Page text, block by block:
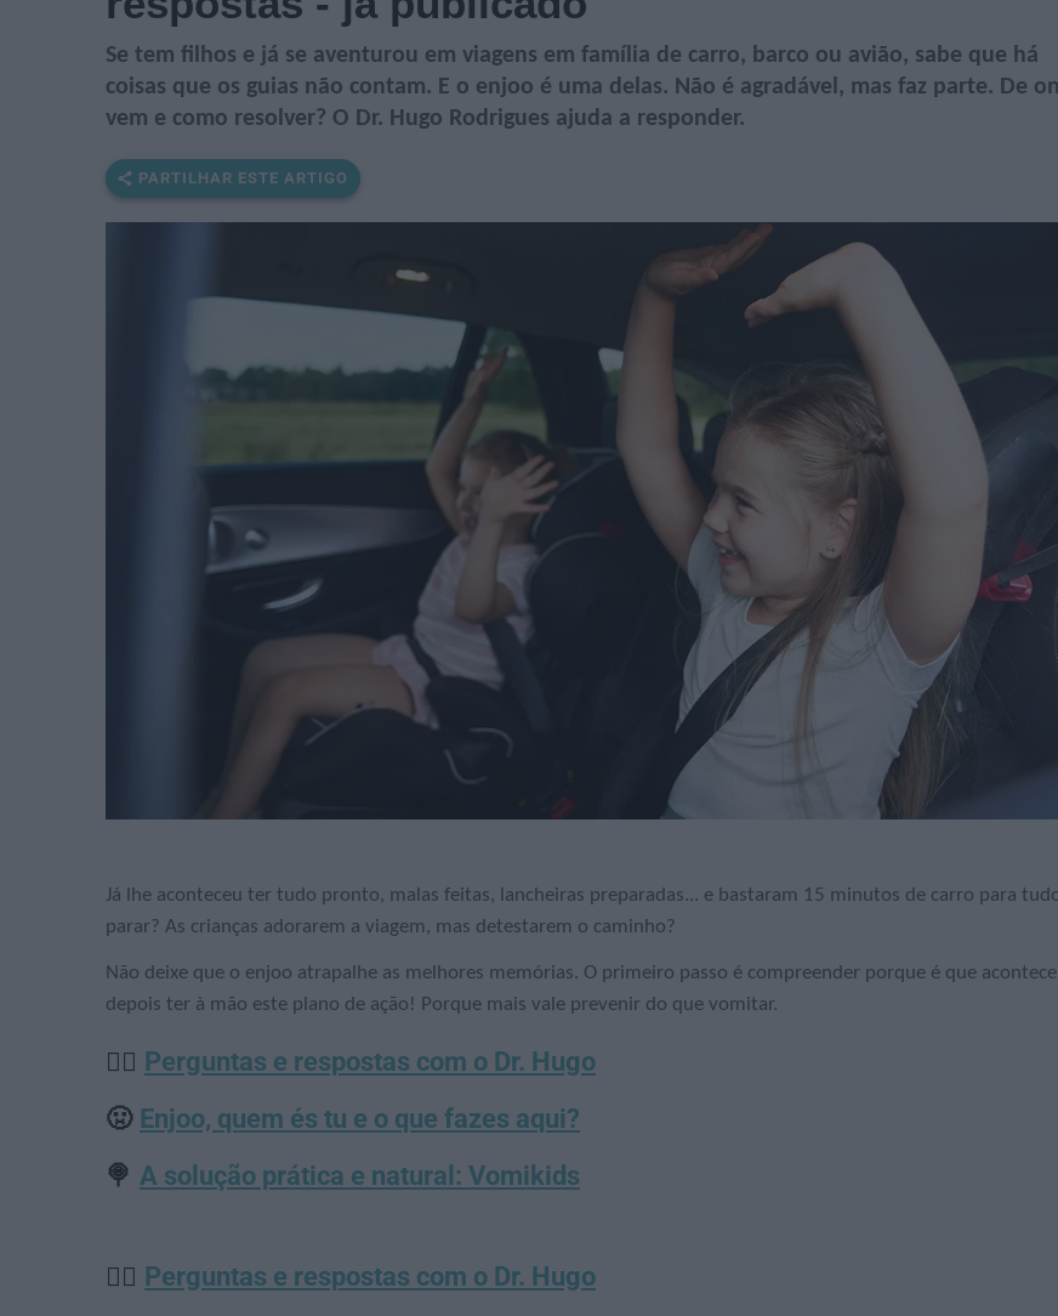
Se tem filhos e já se aventurou em viagens em família de carro, barco ou avião, sabe que há
coisas que os guias não contam. E o enjoo é uma delas. Não é agradável, mas faz parte. De
vem e como resolver? O Dr. Hugo Rodrigues ajuda a responder.
PARTILHAR ESTE ARTIGO
Já lhe aconteceu ter tudo pronto, malas feitas, lancheiras preparadas... e bastaram 15 minutos de carro para
parar? As crianças adorarem a viagem, mas detestarem o caminho?
Não deixe que o enjoo atrapalhe as melhores memórias. O primeiro passo é compreender porque é que
depois ter à mão este plano de ação! Porque mais vale prevenir do que vomitar.
👨‍⚕️ Perguntas e respostas com o Dr. Hugo
🤢 Enjoo, quem és tu e o que fazes aqui?
🍭 A solução prática e natural: Vomikids
👨‍⚕️ Perguntas e respostas com o Dr. Hugo